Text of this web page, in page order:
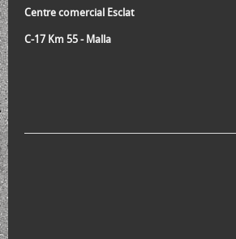
Centre comercial Esclat
C-17 Km 55 - Malla